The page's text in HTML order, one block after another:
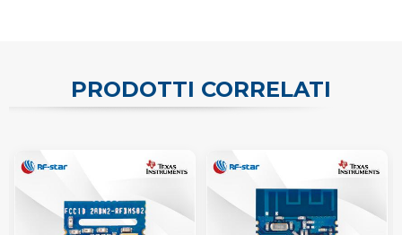
PRODOTTI CORRELATI